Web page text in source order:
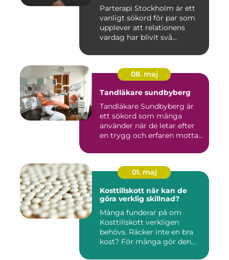
Parterapi Stockholm är ett
vanligt sökord för par som
upplever att relationens
vardag har blivit svå...
08. maj
Tandläkare sundbyberg
Tandläkare Sundbyberg är
ett sökord som många
använder när de letar efter
en trygg och erfaren motta...
01. maj
Kosttillskott när kan de
göra verklig skillnad?
Många funderar på om
Kosttillskott verkligen
behövs. Räcker inte en bra
kost? För många gör den